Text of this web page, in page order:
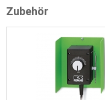
Zubehör